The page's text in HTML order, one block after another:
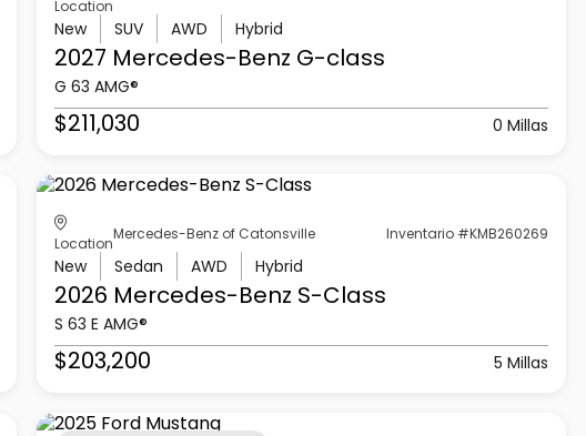
Location
New SUV AWD Hybrid
2027 Mercedes-Benz G-class
G 63 AMG®
$211,030 0 Millas
Location
Mercedes-Benz of Catonsville Inventario #KMB260269
New Sedan AWD Hybrid
2026 Mercedes-Benz S-Class
S 63 E AMG®
$203,200 5 Millas